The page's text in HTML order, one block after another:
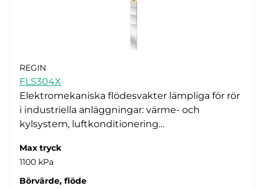
REGIN
FLS304X
Elektromekaniska flödesvakter lämpliga för rör
i industriella anläggningar: värme- och
kylsystem, luftkonditionering…
Max tryck
1100 kPa
Börvärde, flöde